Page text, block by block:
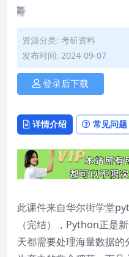
资源分类: 考研资料
发布时间: 2024-09-07
登录后下载
详情介绍 常见问题
此课件来自华尔街学堂
（完结），Python正是
天都需要处理海量数据